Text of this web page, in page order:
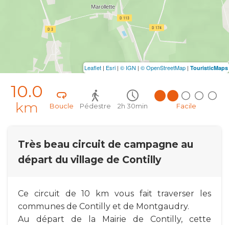
10.0
km Boucle Pédestre 2h 30min Facile
Très beau circuit de campagne au
départ du village de Contilly
Ce circuit de 10 km vous fait traverser les
communes de Contilly et de Montgaudry.
Au départ de la Mairie de Contilly, cette
Leaflet | Esri | © IGN | © OpenStreetMap | TouristicMaps